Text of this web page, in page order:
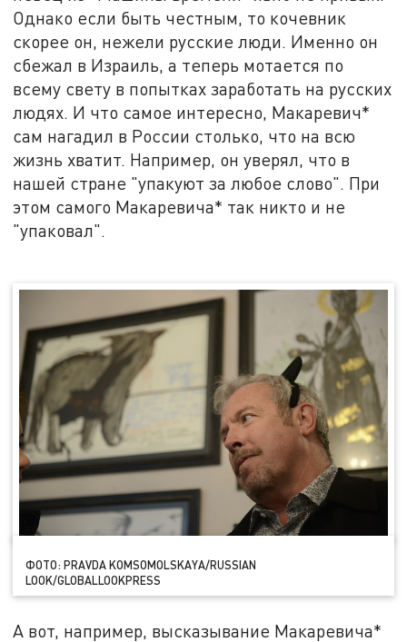
Однако если быть честным, то кочевник
скорее он, нежели русские люди. Именно он
сбежал в Израиль, а теперь мотается по
всему свету в попытках заработать на русских
людях. И что самое интересно, Макаревич*
сам нагадил в России столько, что на всю
жизнь хватит. Например, он уверял, что в
нашей стране "упакуют за любое слово". При
этом самого Макаревича* так никто и не
"упаковал".
ФОТО: PRAVDA KOMSOMOLSKAYA/RUSSIAN
LOOK/GLOBALLOOKPRESS
А вот, например, высказывание Макаревича*